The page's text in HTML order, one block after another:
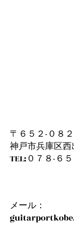
〒６５２-０８
神戸市兵庫区西
​TEL:０７８-６
メール：